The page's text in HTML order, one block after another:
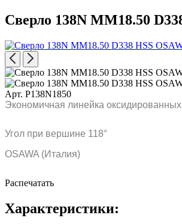
Сверло 138N MM18.50
Арт. P138N1850
Экономичная линейка
Угол при вершине 118°
OSAWA (Италия)
Распечатать
Характеристики: